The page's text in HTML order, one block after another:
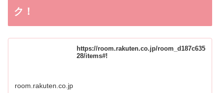
ク！
https://room.rakuten.co.jp/room_d187c635
28/items#!
room.rakuten.co.jp